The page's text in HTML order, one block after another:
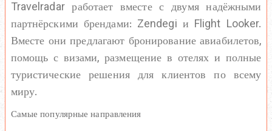
Travelradar работает вместе с двумя надёжными
партнёрскими брендами: Zendegi и Flight Looker.
Вместе они предлагают бронирование авиабилетов,
помощь с визами, размещение в отелях и полные
туристические решения для клиентов по всему
миру.
Самые популярные направления